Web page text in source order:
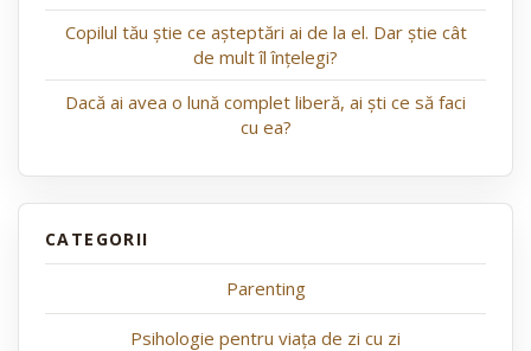
Copilul tău știe ce așteptări ai de la el. Dar știe cât
de mult îl înțelegi?
Dacă ai avea o lună complet liberă, ai ști ce să faci
cu ea?
Parenting
Psihologie pentru viața de zi cu zi